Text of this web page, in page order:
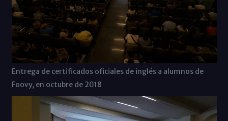
Entrega de certificados oficiales de inglés a alumnos de
Foovy, en octubre de 2018